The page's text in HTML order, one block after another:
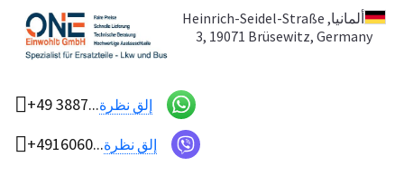
ألمانيا , Heinrich-Seidel-Straße
3, 19071 Brüsewitz, Germany
+49 3887...إلق نظرة
+4916060...إلق نظرة